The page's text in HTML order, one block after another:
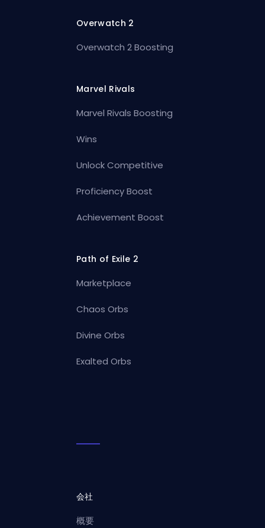
Overwatch 2
Overwatch 2 Boosting
Marvel Rivals
Marvel Rivals Boosting
Wins
Unlock Competitive
Proficiency Boost
Achievement Boost
Path of Exile 2
Marketplace
Chaos Orbs
Divine Orbs
Exalted Orbs
会社
概要